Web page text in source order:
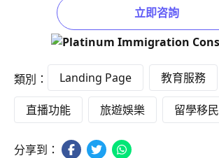
立即咨詢
類別： Landing Page 教育服務
直播功能 旅遊娛樂 留學移民
分享到：